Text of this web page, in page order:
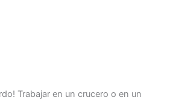
Trabajar en un crucero o en un